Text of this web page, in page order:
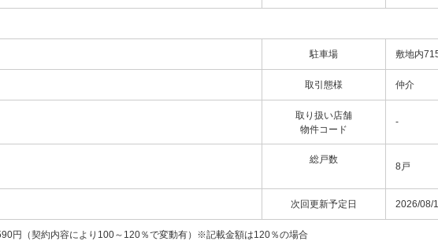
駐車場 敷地内
取引態様 仲介
取り扱い店舗
物件コード
-
総戸数
8戸
次回更新予定日 2026/08/
円（契約内容により100～120％で変動有）※記載金額は120％の場合